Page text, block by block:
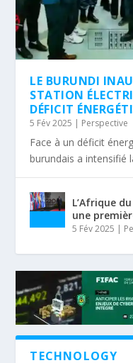
LE BURUNDI
STATION
DÉFICIT
5 Fév 2025 | Perspective
Face à un déficit
burundais a intensifié
L’Afrique
une
5 Fév 2025 |
TECHNOLOGY